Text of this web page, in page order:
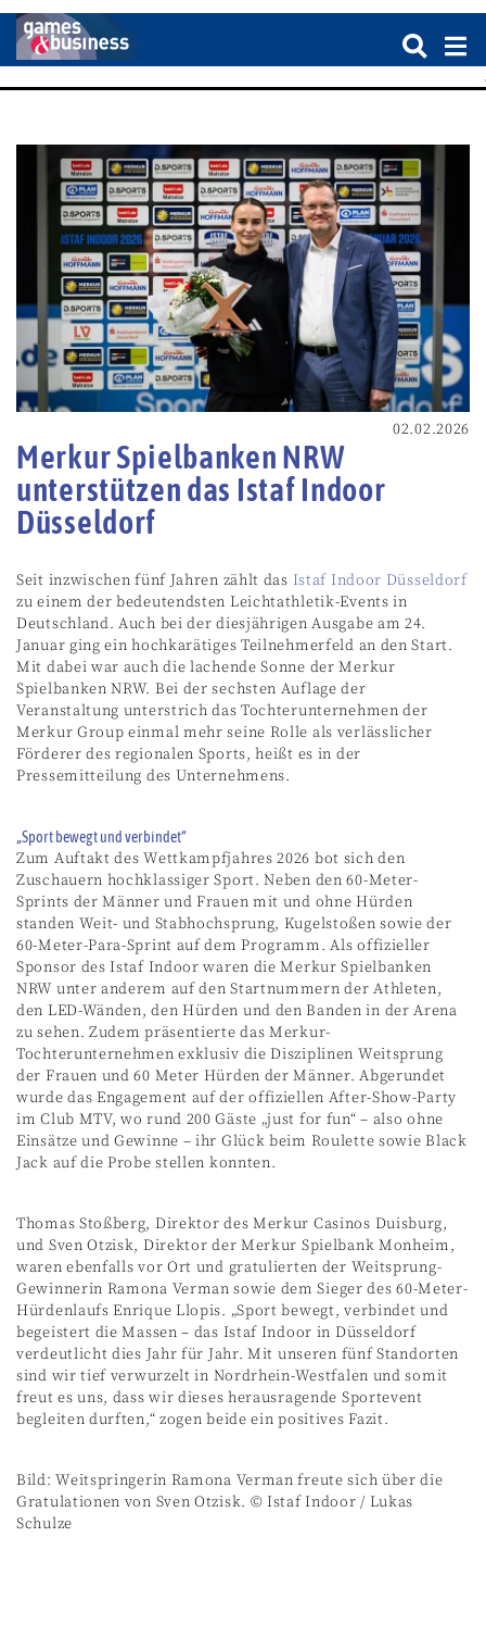
02.02.2026
Merkur Spielbanken NRW
unterstützen das Istaf Indoor
Düsseldorf
Seit inzwischen fünf Jahren zählt das Istaf Indoor Düsseldorf
zu einem der bedeutendsten Leichtathletik-Events in
Deutschland. Auch bei der diesjährigen Ausgabe am 24.
Januar ging ein hochkarätiges Teilnehmerfeld an den Start.
Mit dabei war auch die lachende Sonne der Merkur
Spielbanken NRW. Bei der sechsten Auflage der
Veranstaltung unterstrich das Tochterunternehmen der
Merkur Group einmal mehr seine Rolle als verlässlicher
Förderer des regionalen Sports, heißt es in der
Pressemitteilung des Unternehmens.
„Sport bewegt und verbindet“
Zum Auftakt des Wettkampfjahres 2026 bot sich den
Zuschauern hochklassiger Sport. Neben den 60-Meter-
Sprints der Männer und Frauen mit und ohne Hürden
standen Weit- und Stabhochsprung, Kugelstoßen sowie der
60-Meter-Para-Sprint auf dem Programm. Als offizieller
Sponsor des Istaf Indoor waren die Merkur Spielbanken
NRW unter anderem auf den Startnummern der Athleten,
den LED-Wänden, den Hürden und den Banden in der Arena
zu sehen. Zudem präsentierte das Merkur-
Tochterunternehmen exklusiv die Disziplinen Weitsprung
der Frauen und 60 Meter Hürden der Männer. Abgerundet
wurde das Engagement auf der offiziellen After-Show-Party
im Club MTV, wo rund 200 Gäste „just for fun“ – also ohne
Einsätze und Gewinne – ihr Glück beim Roulette sowie Black
Jack auf die Probe stellen konnten.
Thomas Stoßberg, Direktor des Merkur Casinos Duisburg,
und Sven Otzisk, Direktor der Merkur Spielbank Monheim,
waren ebenfalls vor Ort und gratulierten der Weitsprung-
Gewinnerin Ramona Verman sowie dem Sieger des 60-Meter-
Hürdenlaufs Enrique Llopis. „Sport bewegt, verbindet und
begeistert die Massen – das Istaf Indoor in Düsseldorf
verdeutlicht dies Jahr für Jahr. Mit unseren fünf Standorten
sind wir tief verwurzelt in Nordrhein-Westfalen und somit
freut es uns, dass wir dieses herausragende Sportevent
begleiten durften,“ zogen beide ein positives Fazit.
Bild: Weitspringerin Ramona Verman freute sich über die
Gratulationen von Sven Otzisk. © Istaf Indoor / Lukas
Schulze